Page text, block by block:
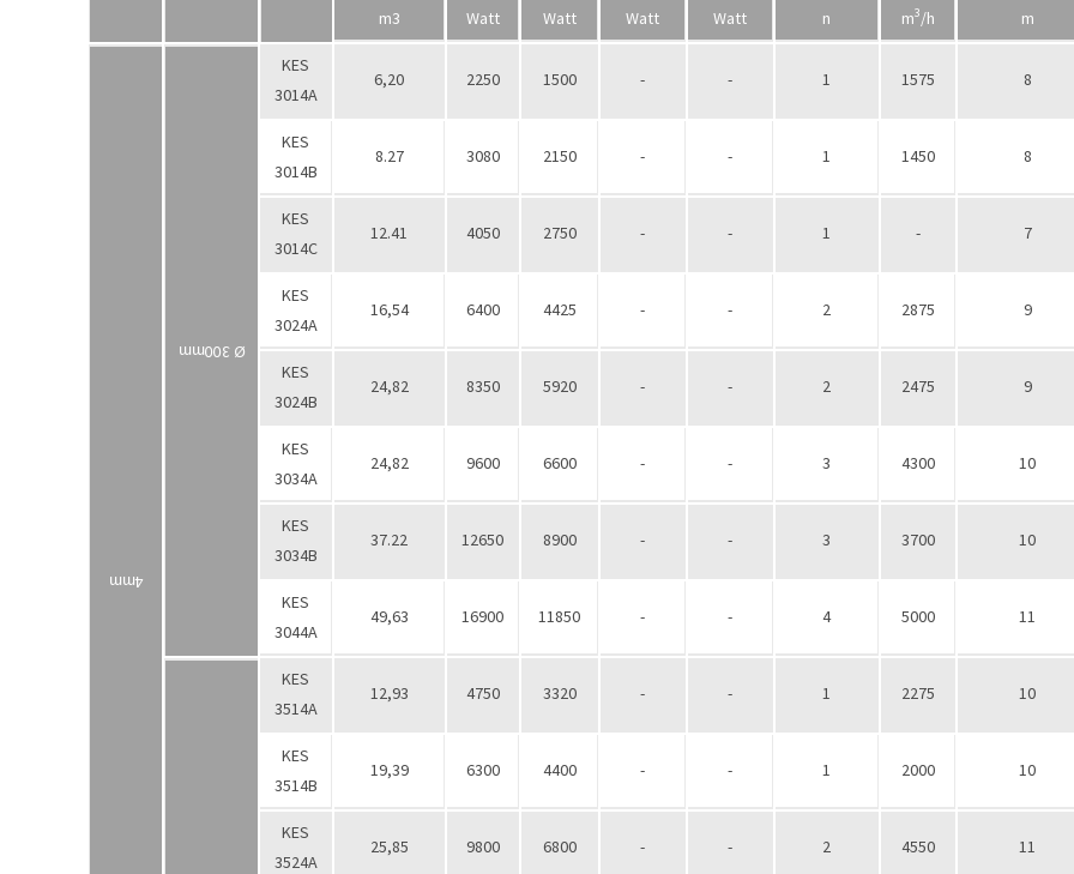
m3 Watt Watt Watt Watt n m3/h m
4mm
Ø 300mm
KES
3014А
6,20 2250 1500 - - 1 1575 8
KES
3014В
8.27 3080 2150 - - 1 1450 8
KES
3014C
12.41 4050 2750 - - 1 - 7
KES
3024А
16,54 6400 4425 - - 2 2875 9
KES
3024В
24,82 8350 5920 - - 2 2475 9
KES
3034А
24,82 9600 6600 - - 3 4300 10
KES
3034В
37.22 12650 8900 - - 3 3700 10
KES
3044А
49,63 16900 11850 - - 4 5000 11
KES
3514А
12,93 4750 3320 - - 1 2275 10
KES
3514В
19,39 6300 4400 - - 1 2000 10
KES
3524А
25,85 9800 6800 - - 2 4550 11